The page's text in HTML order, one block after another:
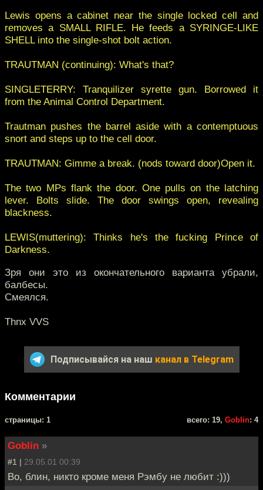
Lewis opens a cabinet near the single locked cell and
removes a SMALL RIFLE. He feeds a SYRINGE-LIKE
SHELL into the single-shot bolt action.
TRAUTMAN (continuing): What's that?
SINGLETERRY: Tranquilizer syrette gun. Borrowed it
from the Animal Control Department.
Trautman pushes the barrel aside with a contemptuous
snort and steps up to the cell door.
TRAUTMAN: Gimme a break. (nods toward door)Open it.
The two MPs flank the door. One pulls on the latching
lever. Bolts slide. The door swings open, revealing
blackness.
LEWIS(muttering): Thinks he's the fucking Prince of
Darkness.
Зря они это из окончательного варианта убрали,
балбесы.
Смеялся.
Thnx VVS
Подписывайся на наш канал в Telegram
Комментарии
cтраницы: 1 всего: 19, Goblin: 4
Goblin »
#1 | 29.05.01 00:39
Во, блин, никто кроме меня Рэмбу не любит :)))